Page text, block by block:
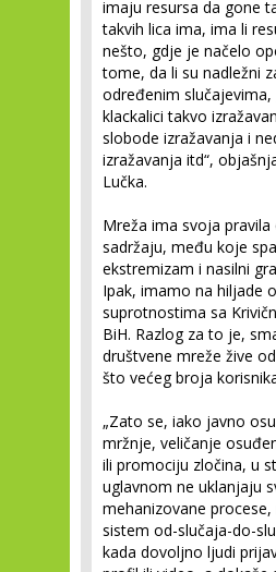
imaju resursa da gone
takvih lica ima, ima li
nešto, gdje je načelo
tome, da li su nadležni
određenim slučajevima,
klackalici takvo
slobode izražavanja i
izražavanja itd“,
Lučka.
Mreža ima svoja
sadržaju, među koje
ekstremizam i nasilni
Ipak, imamo na hiljade
suprotnostima sa
BiH. Razlog za to je,
društvene mreže žive
što većeg broja
„Zato se, iako javno
mržnje, veličanje
ili promociju zločina, u
uglavnom ne uklanjaju
mehanizovane
sistem od-slučaja-do-
kada dovoljno ljudi